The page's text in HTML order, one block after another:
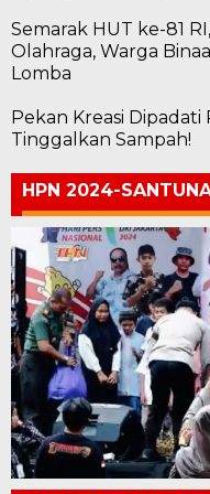
Semarak HUT ke-81
Olahraga, Warga
Lomba
Pekan Kreasi
Tinggalkan Sampah!
HPN 2024-